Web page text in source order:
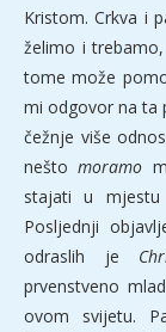
Kristom. Crkva i
želimo i
tome može
mi odgovor na ta
čežnje više
neštomoramo
stajati u
Posljednji
odraslih je
prvenstveno
ovom svijetu.